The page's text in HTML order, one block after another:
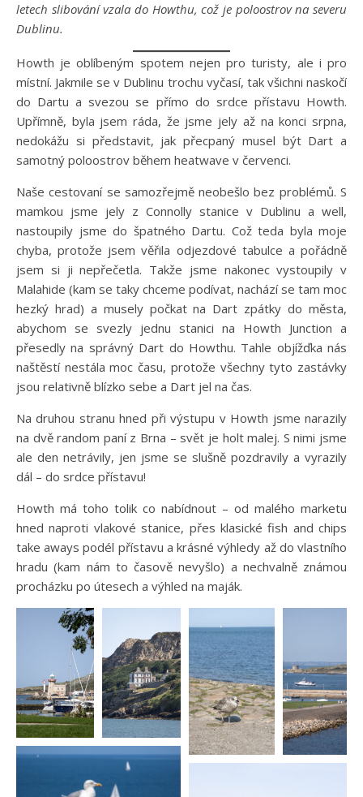
letech slibování vzala do Howthu, což je poloostrov na severu
Dublinu.
Howth je oblíbeným spotem nejen pro turisty, ale i pro
místní. Jakmile se v Dublinu trochu vyčasí, tak všichni naskočí
do Dartu a svezou se přímo do srdce přístavu Howth.
Upřímně, byla jsem ráda, že jsme jely až na konci srpna,
nedokážu si představit, jak přecpaný musel být Dart a
samotný poloostrov během heatwave v červenci.
Naše cestovaní se samozřejmě neobešlo bez problémů. S
mamkou jsme jely z Connolly stanice v Dublinu a well,
nastoupily jsme do špatného Dartu. Což teda byla moje
chyba, protože jsem věřila odjezdové tabulce a pořádně
jsem si ji nepřečetla. Takže jsme nakonec vystoupily v
Malahide (kam se taky chceme podívat, nachází se tam moc
hezký hrad) a musely počkat na Dart zpátky do města,
abychom se svezly jednu stanici na Howth Junction a
přesedly na správný Dart do Howthu. Tahle objížďka nás
naštěstí nestála moc času, protože všechny tyto zastávky
jsou relativně blízko sebe a Dart jel na čas.
Na druhou stranu hned při výstupu v Howth jsme narazily
na dvě random paní z Brna – svět je holt malej. S nimi jsme
ale den netrávily, jen jsme se slušně pozdravily a vyrazily
dál – do srdce přístavu!
Howth má toho tolik co nabídnout – od malého marketu
hned naproti vlakové stanice, přes klasické fish and chips
take aways podél přístavu a krásné výhledy až do vlastního
hradu (kam nám to časově nevyšlo) a nechvalně známou
procházku po útesech a výhled na maják.